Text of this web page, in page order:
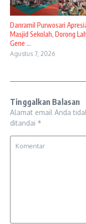
Danramil Purwosari
Masjid Sekolah, Dorong
Gene ...
Agustus 7, 2026
Tinggalkan Balasan
Alamat email Anda
ditandai *